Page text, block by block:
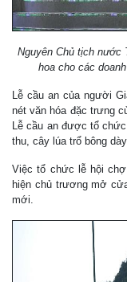
Nguyên Chủ tịch nước
hoa cho các
Lễ cầu an của người
nét văn hóa đặc trưng
Lễ cầu an được tổ
thu, cây lúa trổ bông
Việc tổ chức lễ hội
hiện chủ trương mở
mới.